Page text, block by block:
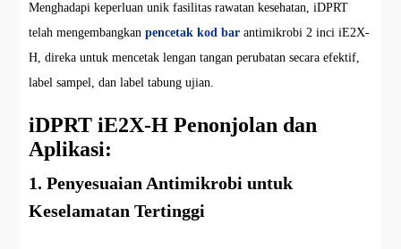
Menghadapi keperluan unik fasilitas rawatan kesehatan, iDPRT
telah mengembangkanpencetak kod bar antimikrobi 2 inci iE2X-
H, direka untuk mencetak lengan tangan perubatan secara efektif,
label sampel, dan label tabung ujian.
iDPRT iE2X-H Penonjolan dan
Aplikasi:
1. Penyesuaian Antimikrobi untuk
Keselamatan Tertinggi